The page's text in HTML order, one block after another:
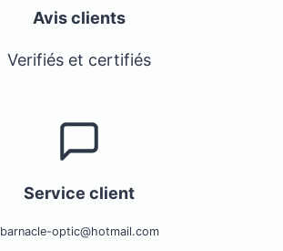
Avis clients
Verifiés et certifiés
Service client
barnacle-optic@hotmail.com